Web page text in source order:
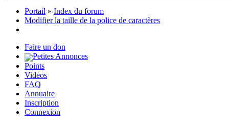
Portail » Index du forum
Modifier la taille de la police de caractères
Faire un don
Petites Annonces
Points
Videos
FAQ
Annuaire
Inscription
Connexion